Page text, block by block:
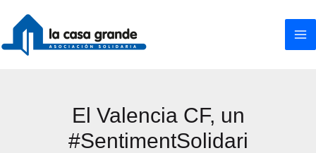
contenido
El Valencia CF, un
#SentimentSolidari